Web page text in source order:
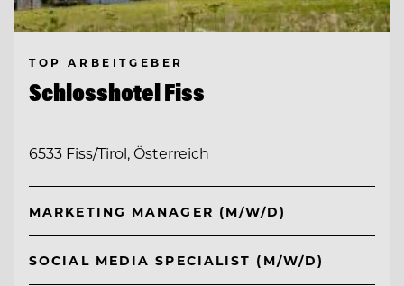
TOP ARBEITGEBER
Schlosshotel Fiss
6533 Fiss/Tirol, Österreich
MARKETING MANAGER (M/W/D)
SOCIAL MEDIA SPECIALIST (M/W/D)